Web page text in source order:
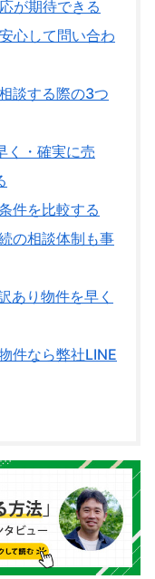
が期待できる
心して問い合わ
談する際の3つ
く・確実に売
件を比較する
の相談体制も事
あり物件を早く
件なら弊社LINE